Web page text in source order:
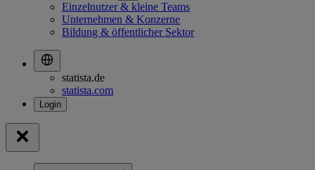
Einzelnutzer & kleine Teams
Unternehmen & Konzerne
Bildung & öffentlicher Sektor
statista.de
statista.com